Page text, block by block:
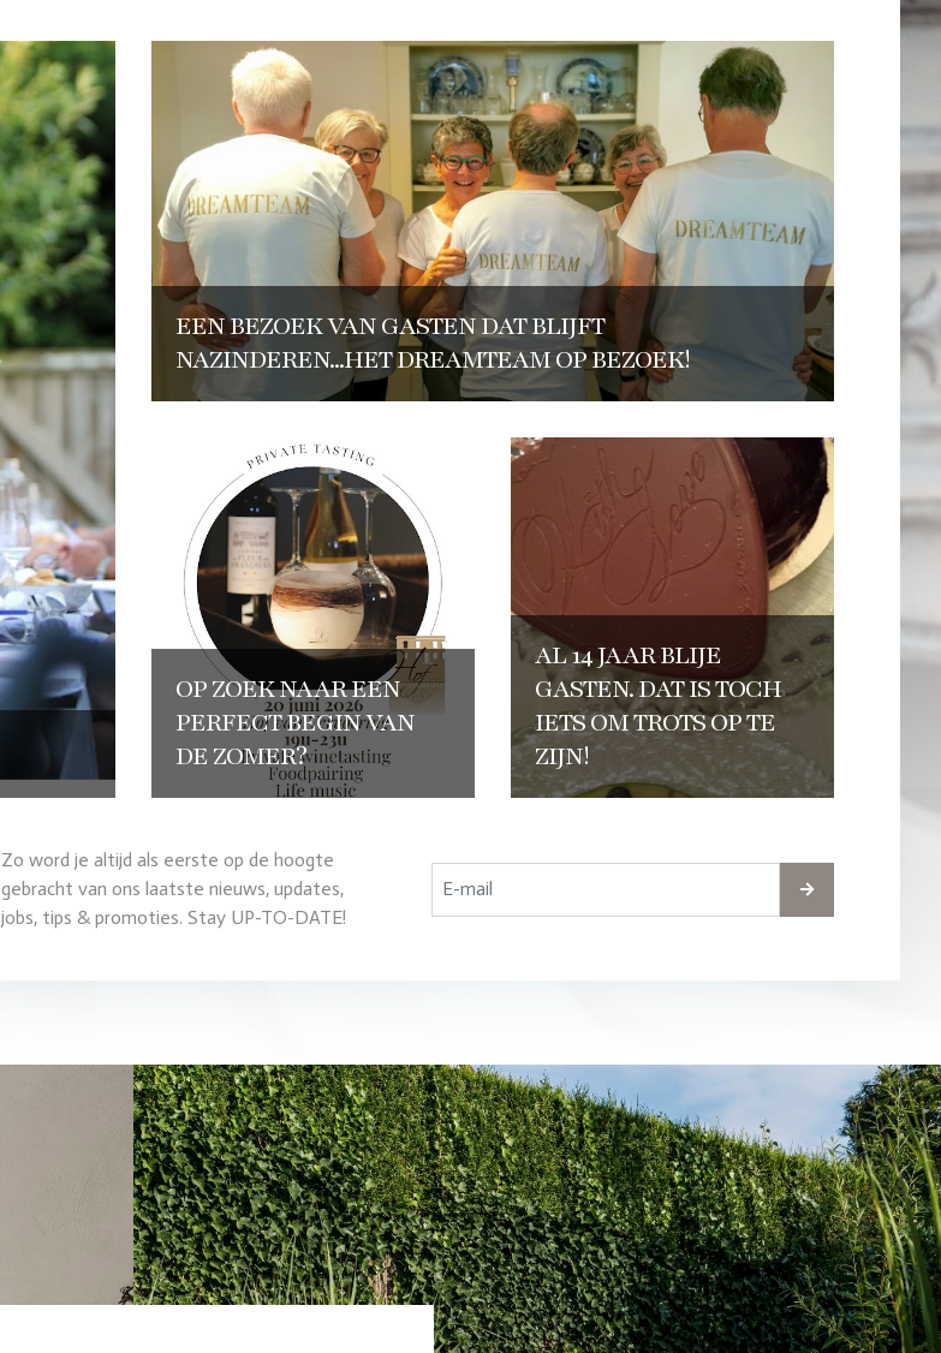
EEN BEZOEK VAN GASTEN DAT BLIJFT
NAZINDEREN...HET DREAMTEAM OP BEZOEK!
OP ZOEK NAAR EEN
PERFECT BEGIN VAN
DE ZOMER?
AL 14 JAAR BLIJE
GASTEN. DAT IS TOCH
IETS OM TROTS OP TE
ZIJN!
Zo word je altijd als eerste op de hoogte
gebracht van ons laatste nieuws, updates,
jobs, tips & promoties. Stay UP-TO-DATE!